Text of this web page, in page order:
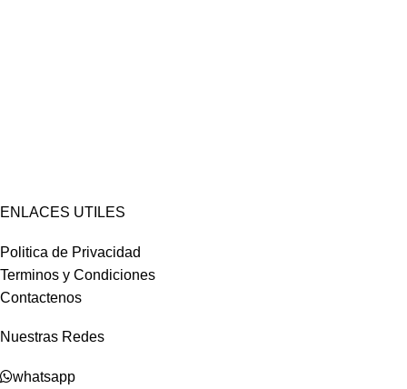
ENLACES UTILES
Politica de Privacidad
Terminos y Condiciones
Contactenos
Nuestras Redes
whatsapp